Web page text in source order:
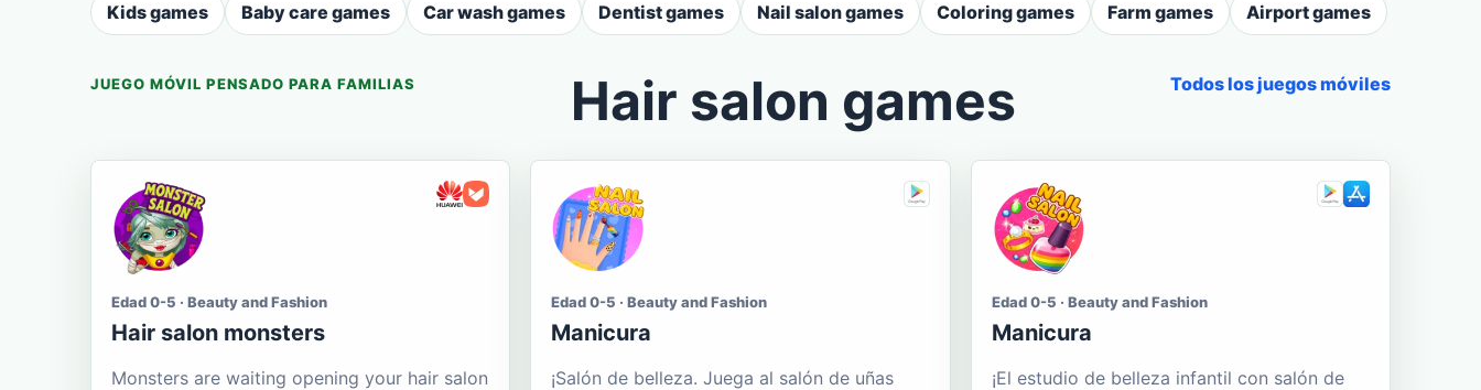
Kids games Baby care games Car wash games Dentist games Nail salon games Coloring games Farm games Airport games
JUEGO MÓVIL PENSADO PARA FAMILIAS Hair salon games Todos los juegos móviles
Edad 0-5 · Beauty and Fashion
Hair salon monsters
Monsters are waiting opening your hair salon
Edad 0-5 · Beauty and Fashion
Manicura
¡Salón de belleza. Juega al salón de uñas
Edad 0-5 · Beauty and Fashion
Manicura
¡El estudio de belleza infantil con salón de